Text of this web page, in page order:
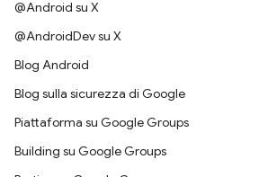
@Android su X
@AndroidDev su X
Blog Android
Blog sulla sicurezza di Google
Piattaforma su Google Groups
Building su Google Groups